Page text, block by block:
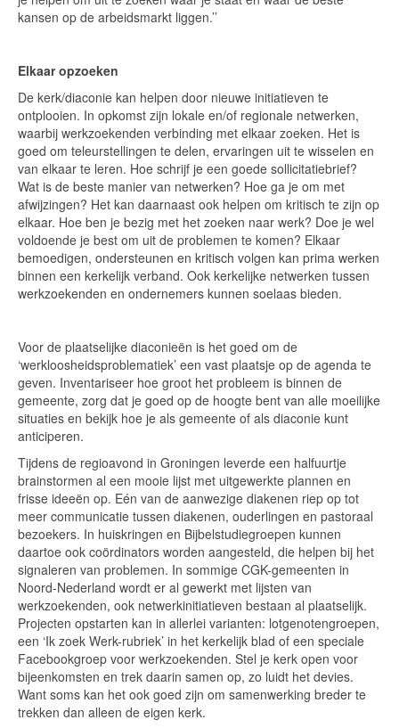
kansen op de arbeidsmarkt liggen.’’
Elkaar opzoeken
De kerk/diaconie kan helpen door nieuwe initiatieven te
ontplooien. In opkomst zijn lokale en/of regionale netwerken,
waarbij werkzoekenden verbinding met elkaar zoeken. Het is
goed om teleurstellingen te delen, ervaringen uit te wisselen en
van elkaar te leren. Hoe schrijf je een goede sollicitatiebrief?
Wat is de beste manier van netwerken? Hoe ga je om met
afwijzingen? Het kan daarnaast ook helpen om kritisch te zijn op
elkaar. Hoe ben je bezig met het zoeken naar werk? Doe je wel
voldoende je best om uit de problemen te komen? Elkaar
bemoedigen, ondersteunen en kritisch volgen kan prima werken
binnen een kerkelijk verband. Ook kerkelijke netwerken tussen
werkzoekenden en ondernemers kunnen soelaas bieden.
Voor de plaatselijke diaconieën is het goed om de
‘werkloosheidsproblematiek’ een vast plaatsje op de agenda te
geven. Inventariseer hoe groot het probleem is binnen de
gemeente, zorg dat je goed op de hoogte bent van alle moeilijke
situaties en bekijk hoe je als gemeente of als diaconie kunt
anticiperen.
Tijdens de regioavond in Groningen leverde een halfuurtje
brainstormen al een mooie lijst met uitgewerkte plannen en
frisse ideeën op. Eén van de aanwezige diakenen riep op tot
meer communicatie tussen diakenen, ouderlingen en pastoraal
bezoekers. In huiskringen en Bijbelstudiegroepen kunnen
daartoe ook coördinators worden aangesteld, die helpen bij het
signaleren van problemen. In sommige CGK-gemeenten in
Noord-Nederland wordt er al gewerkt met lijsten van
werkzoekenden, ook netwerkinitiatieven bestaan al plaatselijk.
Projecten opstarten kan in allerlei varianten: lotgenotengroepen,
een ‘Ik zoek Werk-rubriek’ in het kerkelijk blad of een speciale
Facebookgroep voor werkzoekenden. Stel je kerk open voor
bijeenkomsten en trek daarin samen op, zo luidt het devies.
Want soms kan het ook goed zijn om samenwerking breder te
trekken dan alleen de eigen kerk.